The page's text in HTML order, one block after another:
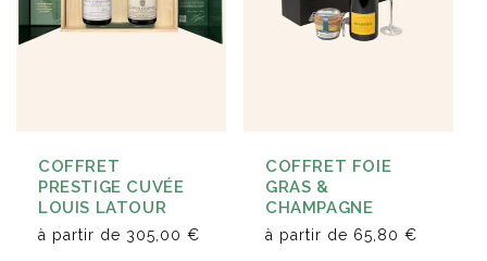
COFFRET
PRESTIGE CUVÉE
LOUIS LATOUR
à partir de 305,00 €
COFFRET FOIE
GRAS &
CHAMPAGNE
à partir de 65,80 €